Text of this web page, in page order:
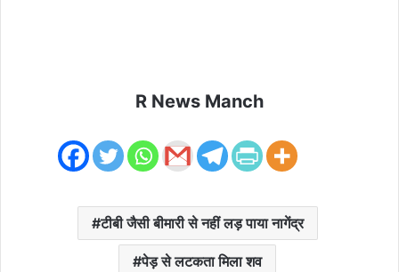
R News Manch
टीबी जैसी बीमारी से नहीं लड़ पाया नागेंद्र
पेड़ से लटकता मिला शव